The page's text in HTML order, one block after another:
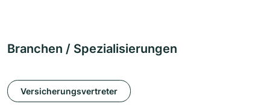
Branchen / Spezialisierungen
Versicherungsvertreter